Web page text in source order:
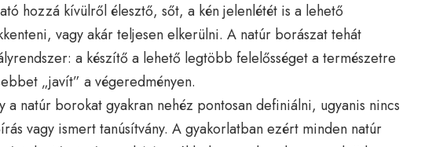
hozzá kívülről élesztő, sőt, a kén jelenlétét is a lehető
vagy akár teljesen elkerülni. A natúr borászat tehát
a készítő a lehető legtöbb felelősséget a természetre
„javít” a végeredményen.
a natúr borokat gyakran nehéz pontosan definiálni, ugyanis nincs
vagy ismert tanúsítvány. A gyakorlatban ezért minden natúr